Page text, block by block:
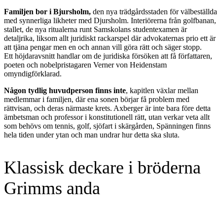
Familjen bor i Bjursholm, den nya trädgårdsstaden för välbeställda
med synnerliga likheter med Djursholm. Interiörerna från golfbanan,
stallet, de nya ritualerna runt Samskolans studentexamen är
detaljrika, liksom allt juridiskt rackarspel där advokaternas prio ett är
att tjäna pengar men en och annan vill göra rätt och säger stopp.
Ett höjdaravsnitt handlar om de juridiska försöken att få författaren,
poeten och nobelpristagaren Verner von Heidenstam
omyndigförklarad.
Någon tydlig huvudperson finns inte, kapitlen växlar mellan
medlemmar i familjen, där ena sonen börjar få problem med
rättvisan, och deras närmaste krets. Axberger är inte bara före detta
ämbetsman och professor i konstitutionell rätt, utan verkar veta allt
som behövs om tennis, golf, sjöfart i skärgården, Spänningen finns
hela tiden under ytan och man undrar hur detta ska sluta.
Klassisk deckare i bröderna
Grimms anda